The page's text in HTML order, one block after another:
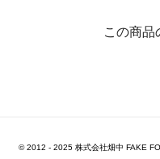
この商品
© 2012 - 2025 株式会社畑中 FAKE